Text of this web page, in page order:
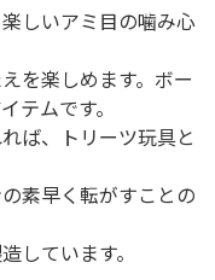
しいアミ目の噛み心
を楽しめます。ボー
テムです。
ば、トリーツ玩具と
素早く転がすことの
しています。